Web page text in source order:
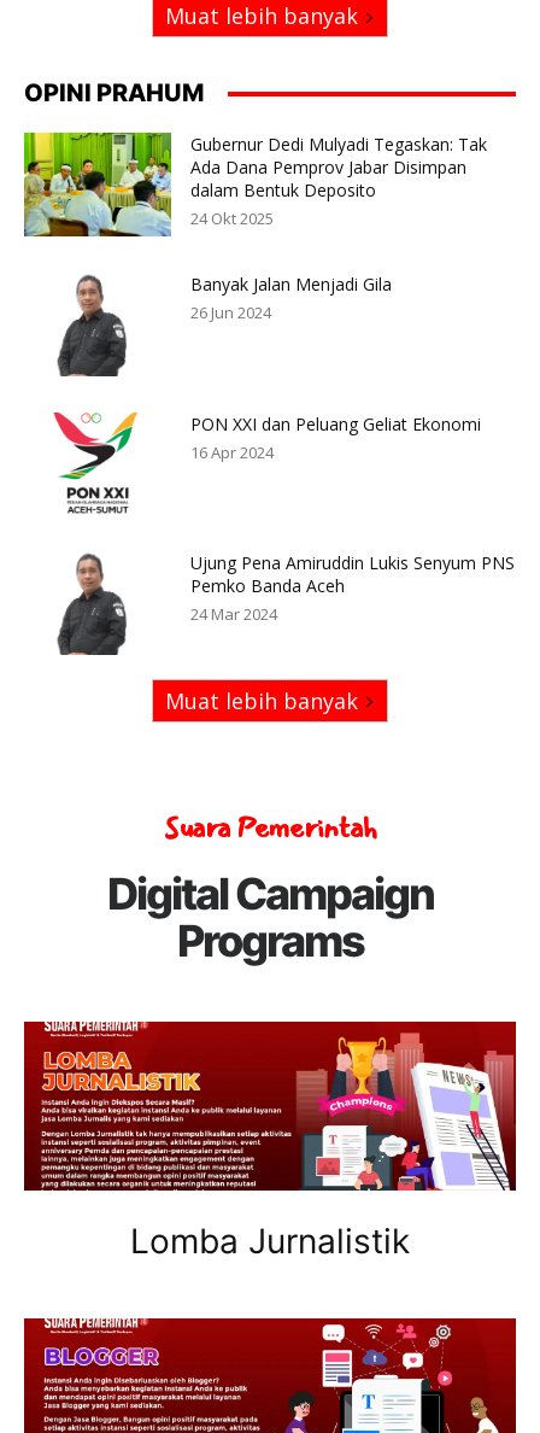
Muat lebih banyak
OPINI PRAHUM
Gubernur Dedi Mulyadi Tegaskan: Tak
Ada Dana Pemprov Jabar Disimpan
dalam Bentuk Deposito
24 Okt 2025
Banyak Jalan Menjadi Gila
26 Jun 2024
PON XXI dan Peluang Geliat Ekonomi
16 Apr 2024
Ujung Pena Amiruddin Lukis Senyum PNS
Pemko Banda Aceh
24 Mar 2024
Muat lebih banyak
Suara Pemerintah
Digital Campaign
Programs
Lomba Jurnalistik